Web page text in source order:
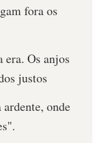
fora os
era. Os anjos
justos
onde